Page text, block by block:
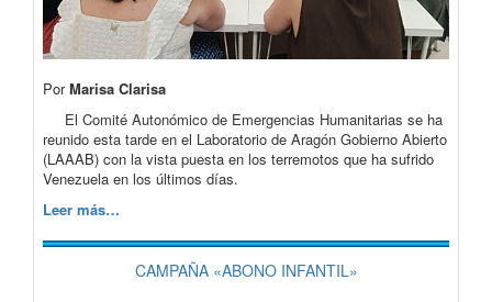
PorMarisa Clarisa
El Comité Autonómico de Emergencias Humanitarias se ha
reunido esta tarde en el Laboratorio de Aragón Gobierno Abierto
(LAAAB) con la vista puesta en los terremotos que ha sufrido
Venezuela en los últimos días.
Leer más…
CAMPAÑA «ABONO INFANTIL»